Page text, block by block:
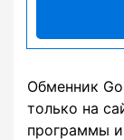
Обменник
только на
программы и